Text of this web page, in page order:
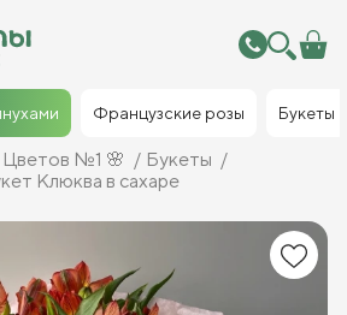
Французские розы Букеты
Цветов №1 🌸
Букеты
Клюква в сахаре